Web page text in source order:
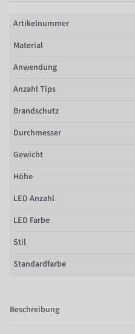
Artikelnummer
Material
Anwendung
Anzahl Tips
Brandschutz
Durchmesser
Gewicht
Höhe
LED Anzahl
LED Farbe
Stil
Standardfarbe
Beschreibung